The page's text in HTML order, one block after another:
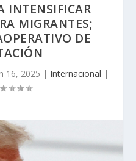
INTENSIFICAR
MIGRANTES;
DE
16, 2025 | Internacional |